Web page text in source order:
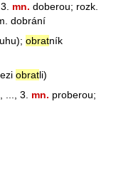
mn. doberou; rozk.
dobrání
obratník
obratli)
..., 3. mn. proberou;